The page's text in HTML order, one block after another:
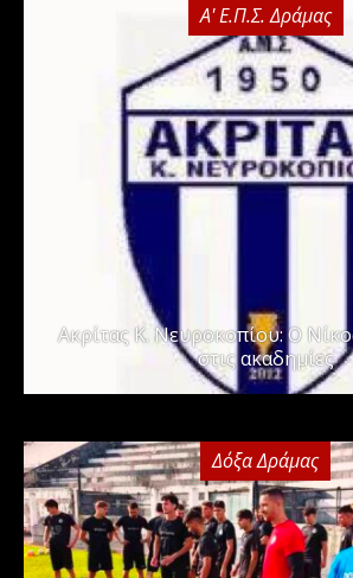
Α' Ε.Π.Σ. Δράμας
Ακρίτας Κ. Νευροκοπίου: Ο
στις ακαδημίες
Δόξα Δράμας